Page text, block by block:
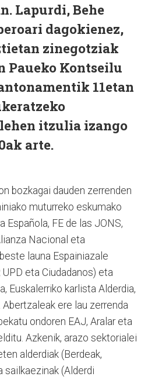
Lapurdi, Behe
dagokienez,
zinegotziak
Paueko Kontseilu
11etan
itzulia izango
arte.
bozkagai dauden zerrenden
muturreko eskumako
Española, FE de las JONS,
Nacional eta
launa Espainiazale
UPD eta Ciudadanos) eta
Euskalerriko karlista Alderdia,
Abertzaleak ere lau zerrenda
ondoren EAJ, Aralar eta
Azkenik, arazo sektorialei
alderdiak (Berdeak,
sailkaezinak (Alderdi